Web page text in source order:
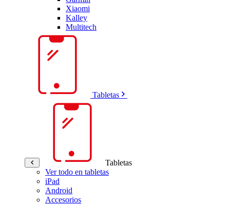
Xiaomi
Kalley
Multitech
Tabletas
Tabletas
Ver todo en tabletas
iPad
Android
Accesorios